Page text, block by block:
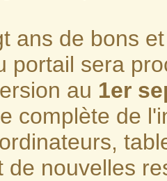
ans de bons
portail sera
au 1er
complète de
de nouvelles